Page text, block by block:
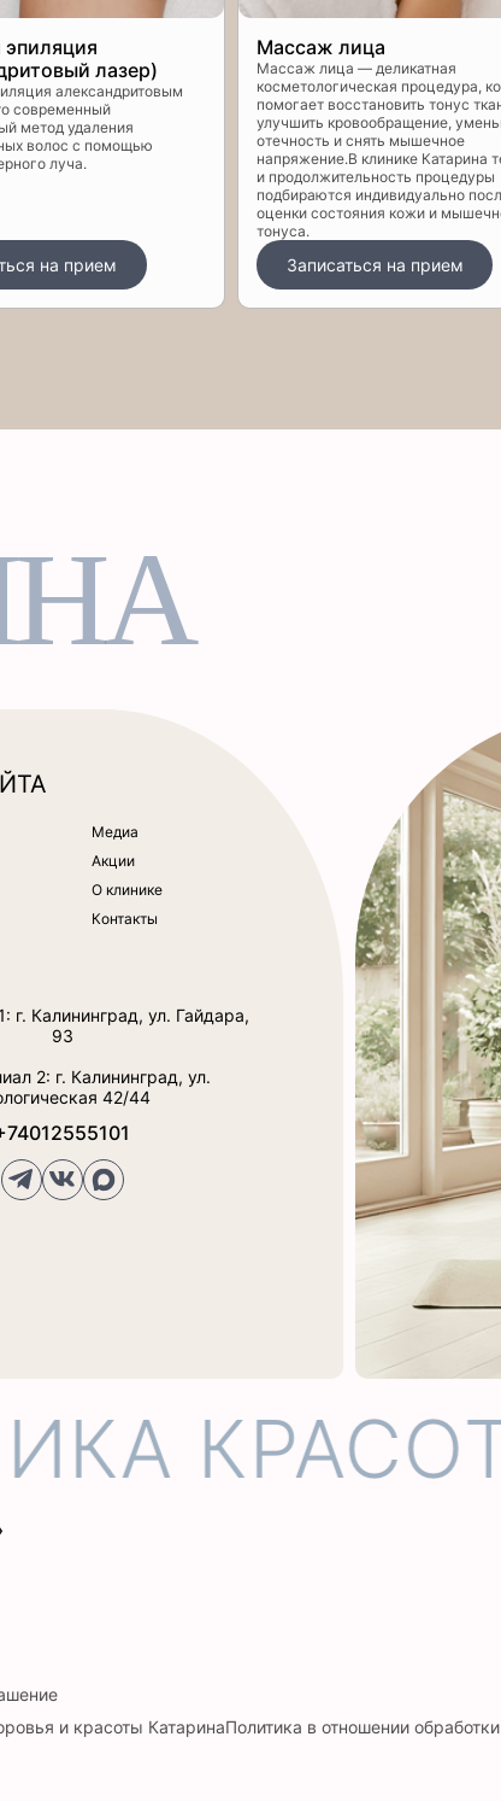
эпиляция
лазер)
александритовым
современный
метод удаления
волос с помощью
луча.
на прием
Массаж лица
Массаж лица — деликатная
косметологическая процедура,
помогает восстановить тонус
улучшить кровообращение,
отечность и снять мышечное
напряжение.В клинике Катарина
и продолжительность процедуры
подбираются индивидуально
оценки состояния кожи и
тонуса.
Записаться на прием
Медиа
Акции
О клинике
Контакты
г. Калининград, ул. Гайдара,
93
2: г. Калининград, ул.
42/44
и красоты КатаринаПолитика в отношении